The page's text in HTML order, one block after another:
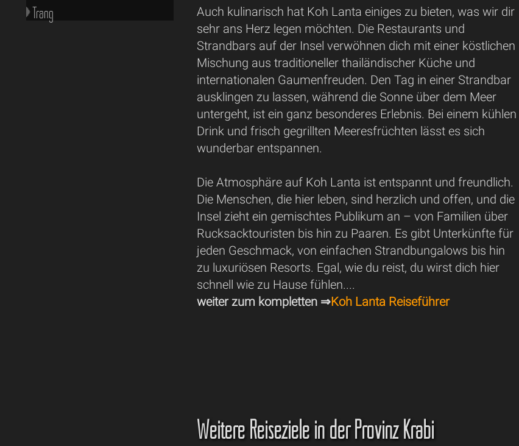
Auch kulinarisch hat Koh Lanta einiges zu bieten, was wir dir
sehr ans Herz legen möchten. Die Restaurants und
Strandbars auf der Insel verwöhnen dich mit einer köstlichen
Mischung aus traditioneller thailändischer Küche und
internationalen Gaumenfreuden. Den Tag in einer Strandbar
ausklingen zu lassen, während die Sonne über dem Meer
untergeht, ist ein ganz besonderes Erlebnis. Bei einem kühlen
Drink und frisch gegrillten Meeresfrüchten lässt es sich
wunderbar entspannen.
Die Atmosphäre auf Koh Lanta ist entspannt und freundlich.
Die Menschen, die hier leben, sind herzlich und offen, und die
Insel zieht ein gemischtes Publikum an – von Familien über
Rucksacktouristen bis hin zu Paaren. Es gibt Unterkünfte für
jeden Geschmack, von einfachen Strandbungalows bis hin
zu luxuriösen Resorts. Egal, wie du reist, du wirst dich hier
schnell wie zu Hause fühlen....
weiter zum kompletten ⇒Koh Lanta Reiseführer
Weitere Reiseziele in der Provinz Krabi
Trang